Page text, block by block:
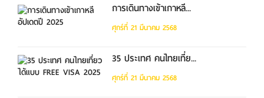
การเดินทางเข้าเกาหลี...
ศุกร์ที่ 21 มีนาคม 2568
35 ประเทศ คนไทยเที่ย...
ศุกร์ที่ 21 มีนาคม 2568